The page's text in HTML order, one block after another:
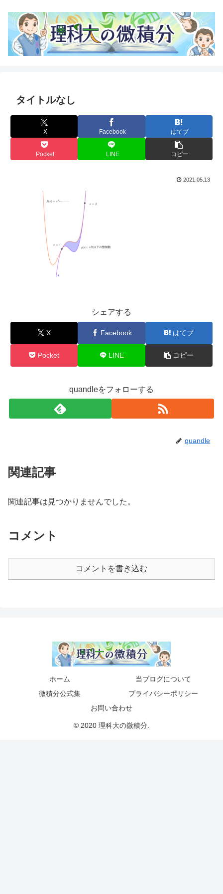
タイトルなし
X Facebook はてブ
Pocket LINE コピー
2021.05.13
シェアする
X Facebook はてブ
Pocket LINE コピー
quandleをフォローする
quandle
関連記事
関連記事は見つかりませんでした。
コメント
コメントを書き込む
ホーム
当ブログについて
微積分公式集
プライバシーポリシー
お問い合わせ
© 2020 理科大の微積分.